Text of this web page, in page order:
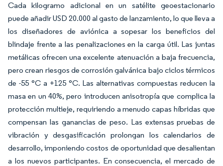
Cada kilogramo adicional en un satélite geoestacionario
puede añadir USD 20.000 al gasto de lanzamiento, lo que lleva a
los diseñadores de aviónica a sopesar los beneficios del
blindaje frente a las penalizaciones en la carga útil. Las juntas
metálicas ofrecen una excelente atenuación a baja frecuencia,
pero crean riesgos de corrosión galvánica bajo ciclos térmicos
de -55 °C a +125 °C. Las alternativas compuestas reducen la
masa en un 40%, pero introducen anisotropía que complica la
protección multieje, requiriendo a menudo capas híbridas que
compensan las ganancias de peso. Las extensas pruebas de
vibración y desgasificación prolongan los calendarios de
desarrollo, imponiendo costos de oportunidad que desalientan
a los nuevos participantes. En consecuencia, el mercado de